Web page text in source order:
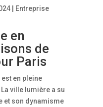
| Entreprise
en
de
Paris
est en pleine
ville lumière a su
et son dynamisme